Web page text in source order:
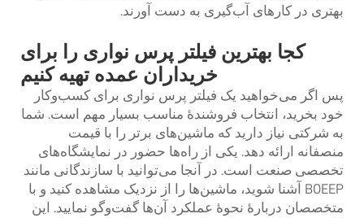
بهتری در کارهای آب‌گیری به دست آورند.
کجا بهترین فیلتر پرس نواری را برای
خریداران عمده تهیه کنیم
پس اگر می‌خواهید یک فیلتر پرس نواری برای کسب‌وکار
خود بخرید، انتخاب فروشندهٔ مناسب بسیار مهم است. شما
به شرکتی نیاز دارید که ماشین‌های برتر را با قیمت
منصفانه ارائه دهد. یکی از راه‌ها حضور در نمایشگاه‌های
تخصصی صنعت است. در آنجا می‌توانید با سازندگانی مانند
BOEEP آشنا شوید، ماشین‌ها را از نزدیک مشاهده کنید و با
متخصصان دربارهٔ نحوهٔ عملکرد آن‌ها گفت‌وگو نمایید. این